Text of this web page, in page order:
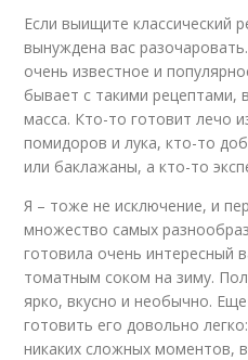
Если выищите классический
вынуждена вас
очень известное и
бывает с такими рецептами,
масса. Кто-то готовит лечо
помидоров и лука, кто-то
или баклажаны, а кто-то
Я – тоже не исключение, и
множество самых
готовила очень интересный
томатным соком на зиму.
ярко, вкусно и необычно.
готовить его довольно
никаких сложных моментов,